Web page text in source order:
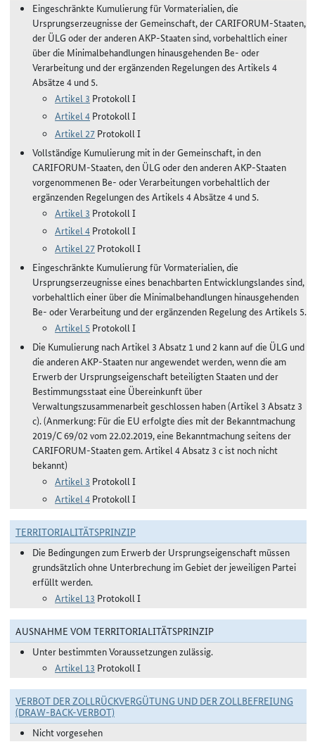
Eingeschränkte Kumulierung für Vormaterialien, die
Ursprungserzeugnisse der Gemeinschaft, der CARIFORUM-Staaten,
der ÜLG oder der anderen AKP-Staaten sind, vorbehaltlich einer
über die Minimalbehandlungen hinausgehenden Be- oder
Verarbeitung und der ergänzenden Regelungen des Artikels 4
Absätze 4 und 5.
Artikel 3 Protokoll I
Artikel 4 Protokoll I
Artikel 27 Protokoll I
Vollständige Kumulierung mit in der Gemeinschaft, in den
CARIFORUM-Staaten, den ÜLG oder den anderen AKP-Staaten
vorgenommenen Be- oder Verarbeitungen vorbehaltlich der
ergänzenden Regelungen des Artikels 4 Absätze 4 und 5.
Artikel 3 Protokoll I
Artikel 4 Protokoll I
Artikel 27 Protokoll I
Eingeschränkte Kumulierung für Vormaterialien, die
Ursprungserzeugnisse eines benachbarten Entwicklungslandes sind,
vorbehaltlich einer über die Minimalbehandlungen hinausgehenden
Be- oder Verarbeitung und der ergänzenden Regelung des Artikels 5.
Artikel 5 Protokoll I
Die Kumulierung nach Artikel 3 Absatz 1 und 2 kann auf die ÜLG und
die anderen AKP-Staaten nur angewendet werden, wenn die am
Erwerb der Ursprungseigenschaft beteiligten Staaten und der
Bestimmungsstaat eine Übereinkunft über
Verwaltungszusammenarbeit geschlossen haben (Artikel 3 Absatz 3
c). (Anmerkung: Für die EU erfolgte dies mit der Bekanntmachung
2019/C 69/02 vom 22.02.2019, eine Bekanntmachung seitens der
CARIFORUM-Staaten gem. Artikel 4 Absatz 3 c ist noch nicht
bekannt)
Artikel 3 Protokoll I
Artikel 4 Protokoll I
TERRITORIALITÄTSPRINZIP
Die Bedingungen zum Erwerb der Ursprungseigenschaft müssen
grundsätzlich ohne Unterbrechung im Gebiet der jeweiligen Partei
erfüllt werden.
Artikel 13 Protokoll I
AUSNAHME VOM TERRITORIALITÄTSPRINZIP
Unter bestimmten Voraussetzungen zulässig.
Artikel 13 Protokoll I
VERBOT DER ZOLLRÜCKVERGÜTUNG UND DER ZOLLBEFREIUNG
(DRAW-BACK-VERBOT)
Nicht vorgesehen